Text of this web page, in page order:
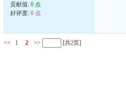
贡献值: 0 点
好评度: 0 点
<< 1 2 >> [共2页]